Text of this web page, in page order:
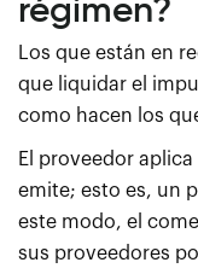
régimen?
Los que están en
que liquidar el
como hacen los
El proveedor
emite; esto es, un
este modo, el
sus proveedores